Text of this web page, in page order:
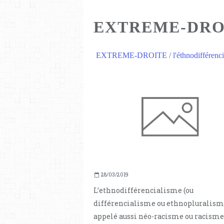
EXTREME-
EXTREME-DROITE /
28/03/2019
L’ethnodifférencialisme (ou
différencialisme ou
appelé aussi néo-racisme ou racisme